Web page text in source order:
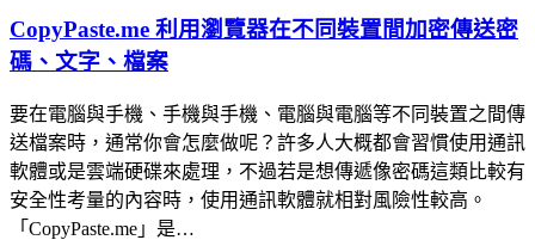
CopyPaste.me 利用瀏覽器在不同裝置間加密傳送密
碼、文字、檔案
要在電腦與手機、手機與手機、電腦與電腦等不同裝置之間傳
送檔案時，通常你會怎麼做呢？許多人大概都會習慣使用通訊
軟體或是雲端硬碟來處理，不過若是想傳遞像密碼這類比較有
安全性考量的內容時，使用通訊軟體就相對風險性較高。
「CopyPaste.me」是…